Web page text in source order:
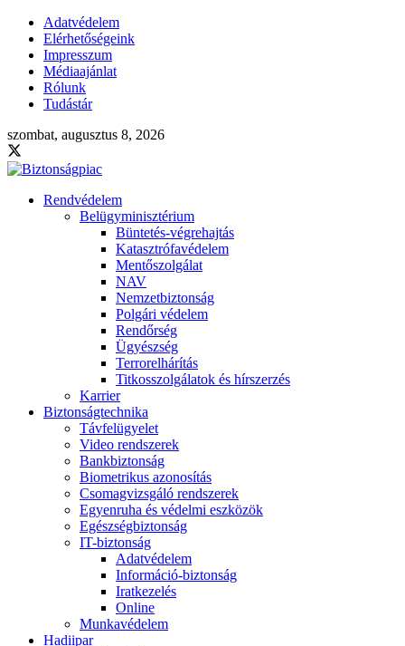
Adatvédelem
Elérhetőségeink
Impresszum
Médiaajánlat
Rólunk
Tudástár
szombat, augusztus 8, 2026
Rendvédelem
Belügyminisztérium
Büntetés-végrehajtás
Katasztrófavédelem
Mentőszolgálat
NAV
Nemzetbiztonság
Polgári védelem
Rendőrség
Ügyészség
Terrorelhárítás
Titkosszolgálatok és hírszerzés
Karrier
Biztonságtechnika
Távfelügyelet
Video rendszerek
Bankbiztonság
Biometrikus azonosítás
Csomagvizsgáló rendszerek
Egyenruha és védelmi eszközök
Egészségbiztonság
IT-biztonság
Adatvédelem
Információ-biztonság
Iratkezelés
Online
Munkavédelem
Hadiipar